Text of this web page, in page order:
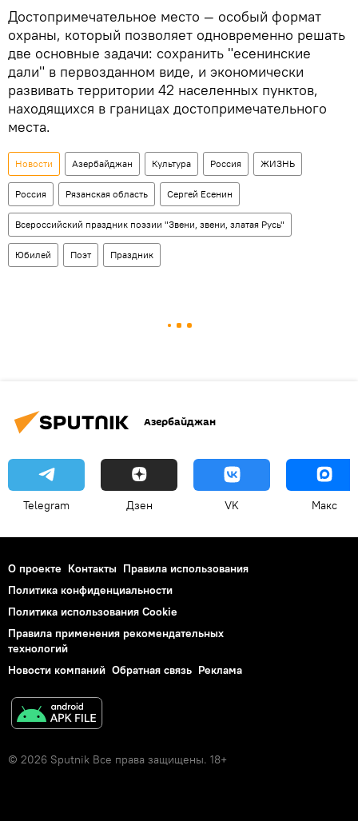
Достопримечательное место — особый формат
охраны, который позволяет одновременно решать
две основные задачи: сохранить "есенинские
дали" в первозданном виде, и экономически
развивать территории 42 населенных пунктов,
находящихся в границах достопримечательного
места.
Новости Азербайджан Культура Россия ЖИЗНЬ
Россия Рязанская область Сергей Есенин
Всероссийский праздник поэзии "Звени, звени, златая Русь"
Юбилей Поэт Праздник
Азербайджан
Telegram Дзен VK Макс
О проекте Контакты Правила использования
Политика конфиденциальности
Политика использования Cookie
Правила применения рекомендательных
технологий
Новости компаний Обратная связь Реклама
© 2026 Sputnik Все права защищены. 18+